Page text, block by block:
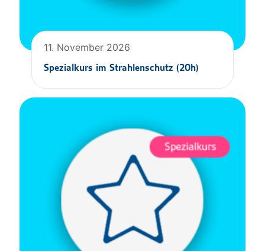
11. November 2026
Spezialkurs im Strahlenschutz (20h)